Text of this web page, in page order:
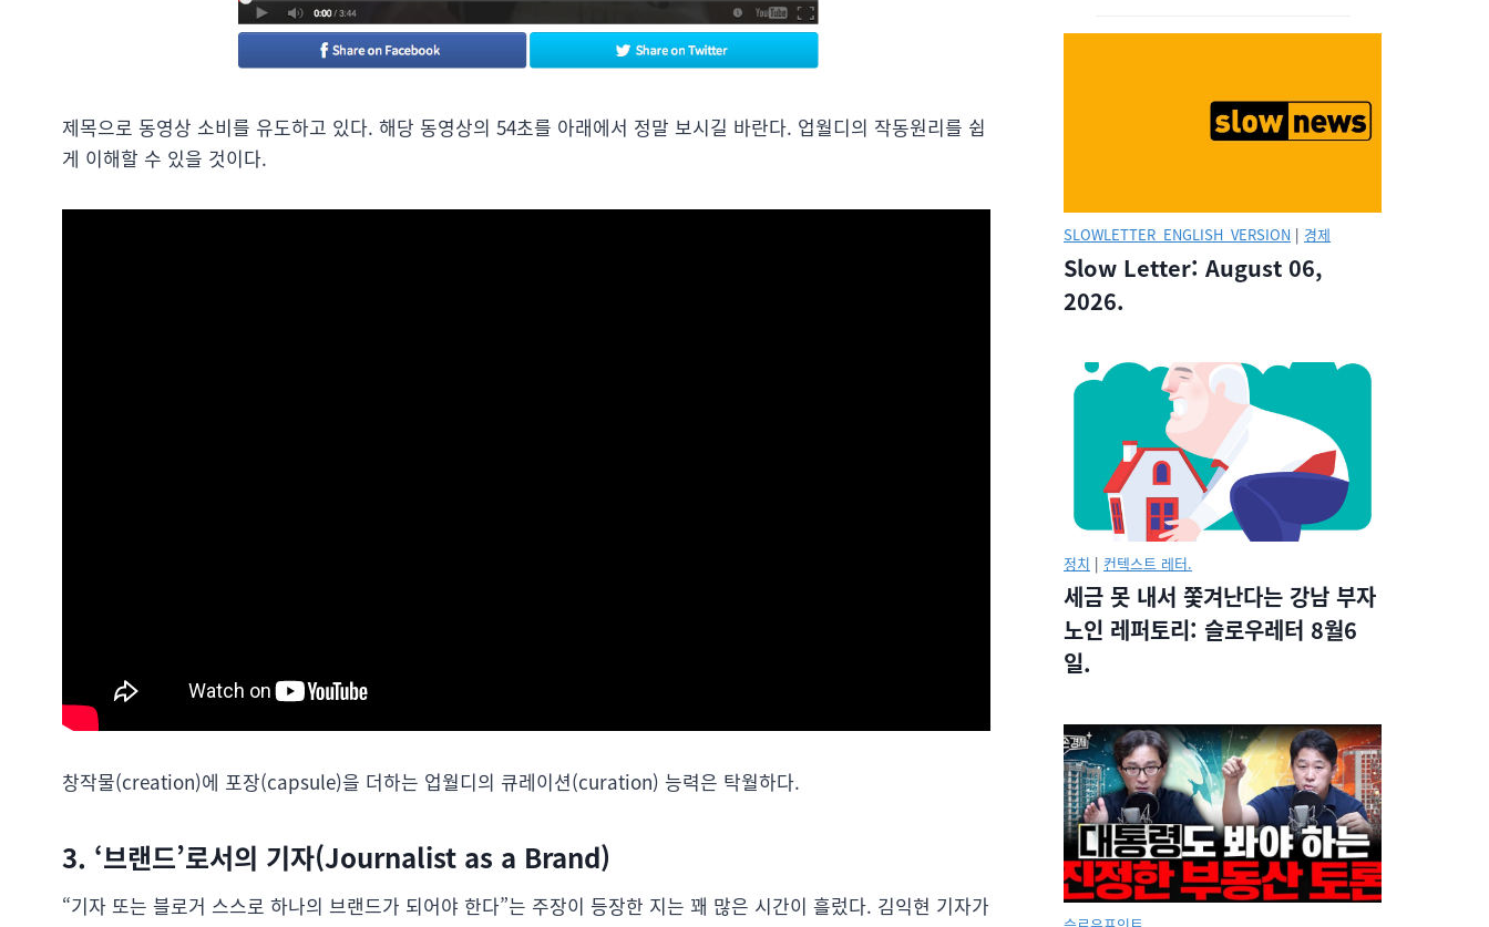
제목으로 동영상 소비를 유도하고 있다. 해당 동영상의 54초를 아래에서 정말 보시길 바란다. 업월디의 작동원리를 쉽
게 이해할 수 있을 것이다.
창작물(creation)에 포장(capsule)을 더하는 업월디의 큐레이션(curation) 능력은 탁월하다.
3. ‘브랜드’로서의 기자(Journalist as a Brand)
“기자 또는 블로거 스스로 하나의 브랜드가 되어야 한다”는 주장이 등장한 지는 꽤 많은 시간이 흘렀다. 김익현 기자가
SLOWLETTER_ENGLISH_VERSION | 경제
Slow Letter: August 06,
2026.
정치 | 컨텍스트 레터.
세금 못 내서 쫓겨난다는 강남 부자
노인 레퍼토리: 슬로우레터 8월6
일.